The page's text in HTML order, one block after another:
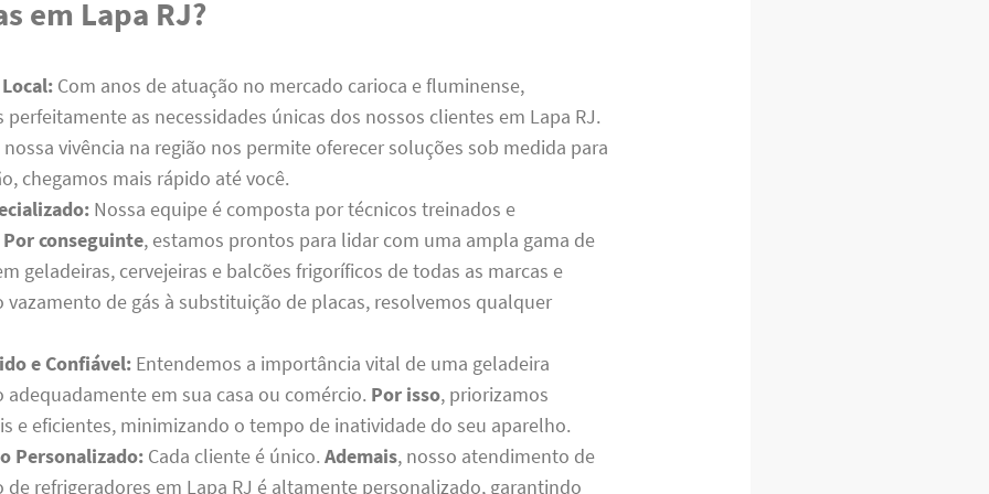
em Lapa RJ?
Com anos de atuação no mercado carioca e fluminense,
as necessidades únicas dos nossos clientes em Lapa RJ.
nossa vivência na região nos permite oferecer soluções sob medida para
chegamos mais rápido até você.
Nossa equipe é composta por técnicos treinados e
Por conseguinte, estamos prontos para lidar com uma ampla gama de
geladeiras, cervejeiras e balcões frigoríficos de todas as marcas e
vazamento de gás à substituição de placas, resolvemos qualquer
e Confiável:Entendemos a importância vital de uma geladeira
em sua casa ou comércio. Por isso, priorizamos
e eficientes, minimizando o tempo de inatividade do seu aparelho.
Personalizado:Cada cliente é único. Ademais, nosso atendimento de
de refrigeradores em Lapa RJ é altamente personalizado, garantindo